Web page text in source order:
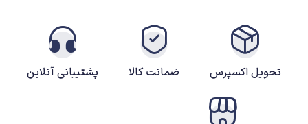
تحویل اکسپرس ضمانت کالا پشتیبانی آنلاین